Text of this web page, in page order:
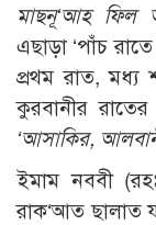
মাছনূ‘আহ ফিল
এছাড়া ‘পাঁচ
প্রথম রাত, মধ্য
কুরবানীর রাতের
‘আসাকির,
ইমাম নববী
রাক‘আত ছালাত